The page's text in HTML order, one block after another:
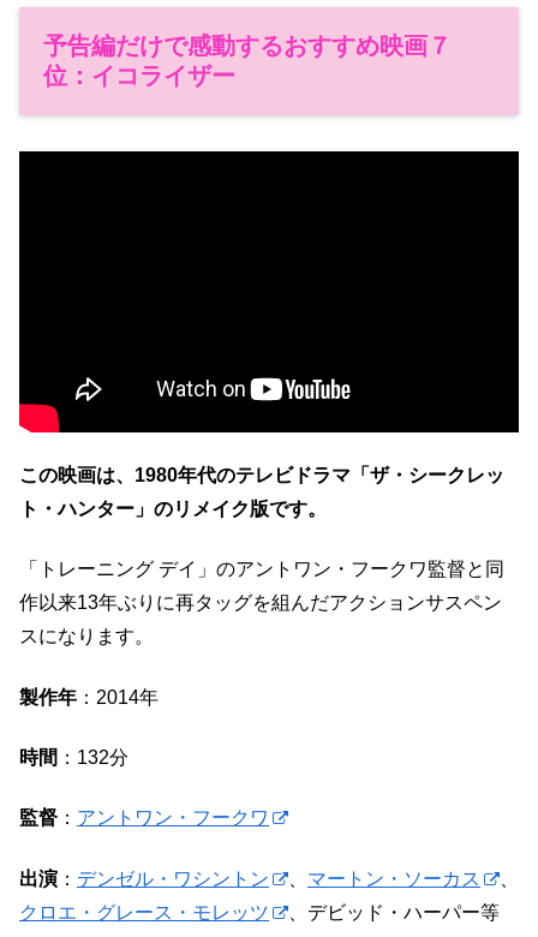
予告編だけで感動するおすすめ映画７
位：イコライザー
この映画は、1980年代のテレビドラマ「ザ・シークレッ
ト・ハンター」のリメイク版です。
「トレーニング デイ」のアントワン・フークワ監督と同
作以来13年ぶりに再タッグを組んだアクションサスペン
スになります。
製作年 ：2014年
時間 ：132分
監督 ： アントワン・フークワ
出演 ： デンゼル・ワシントン マートン・ソーカス
クロエ・グレース・モレッツ
、デビッド・ハーパー等